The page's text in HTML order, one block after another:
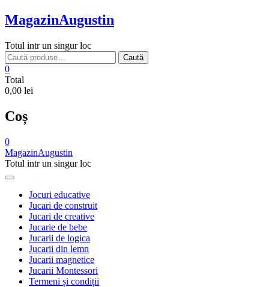
Skip
to
MagazinAugustin
Totul intr un singur loc
Caută
după:
Caută
0
Total
0,00 lei
Coș
0
MagazinAugustin
Totul intr un singur loc
Jocuri educative
Jucari de construit
Jucari de creative
Jucarie de bebe
Jucarii de logica
Jucarii din lemn
Jucarii magnetice
Jucarii Montessori
Termeni și condiții